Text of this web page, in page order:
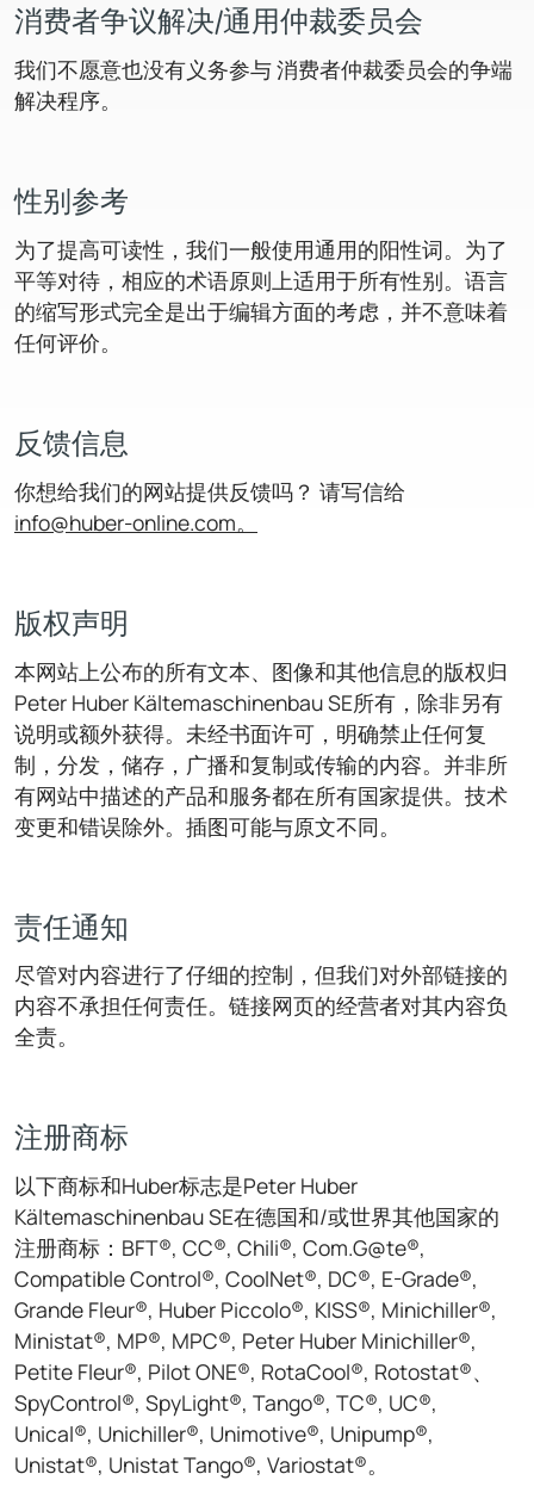
消费者争议解决/通用仲裁委员会
我们不愿意也没有义务参与 消费者仲裁委员会的争端
解决程序。
性别参考
为了提高可读性，我们一般使用通用的阳性词。为了
平等对待，相应的术语原则上适用于所有性别。语言
的缩写形式完全是出于编辑方面的考虑，并不意味着
任何评价。
反馈信息
你想给我们的网站提供反馈吗？ 请写信给
info@huber-online.com。
版权声明
本网站上公布的所有文本、图像和其他信息的版权归
Peter Huber Kältemaschinenbau SE所有，除非另有
说明或额外获得。未经书面许可，明确禁止任何复
制，分发，储存，广播和复制或传输的内容。并非所
有网站中描述的产品和服务都在所有国家提供。技术
变更和错误除外。插图可能与原文不同。
责任通知
尽管对内容进行了仔细的控制，但我们对外部链接的
内容不承担任何责任。链接网页的经营者对其内容负
全责。
注册商标
以下商标和Huber标志是Peter Huber
Kältemaschinenbau SE在德国和/或世界其他国家的
注册商标：BFT®, CC®, Chili®, Com.G@te®,
Compatible Control®, CoolNet®, DC®, E-Grade®,
Grande Fleur®, Huber Piccolo®, KISS®, Minichiller®,
Ministat®, MP®, MPC®, Peter Huber Minichiller®,
Petite Fleur®, Pilot ONE®, RotaCool®, Rotostat®、
SpyControl®, SpyLight®, Tango®, TC®, UC®,
Unical®, Unichiller®, Unimotive®, Unipump®,
Unistat®, Unistat Tango®, Variostat®。